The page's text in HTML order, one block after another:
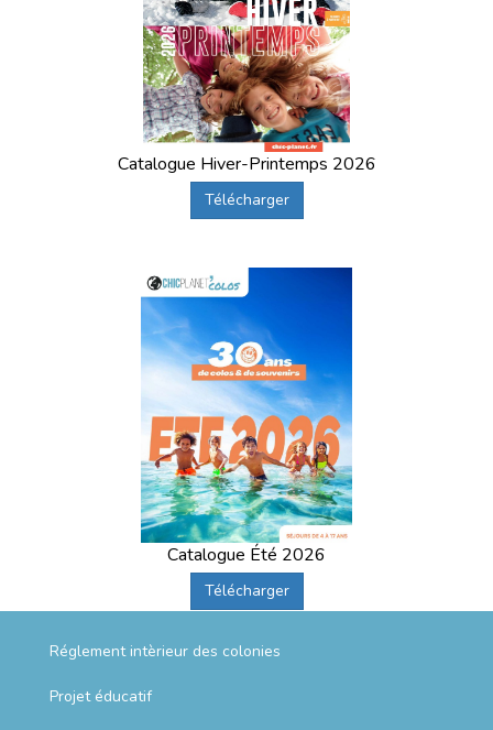
Catalogue Hiver-Printemps 2026
Télécharger
Catalogue Été 2026
Télécharger
Réglement intèrieur des colonies
Projet éducatif